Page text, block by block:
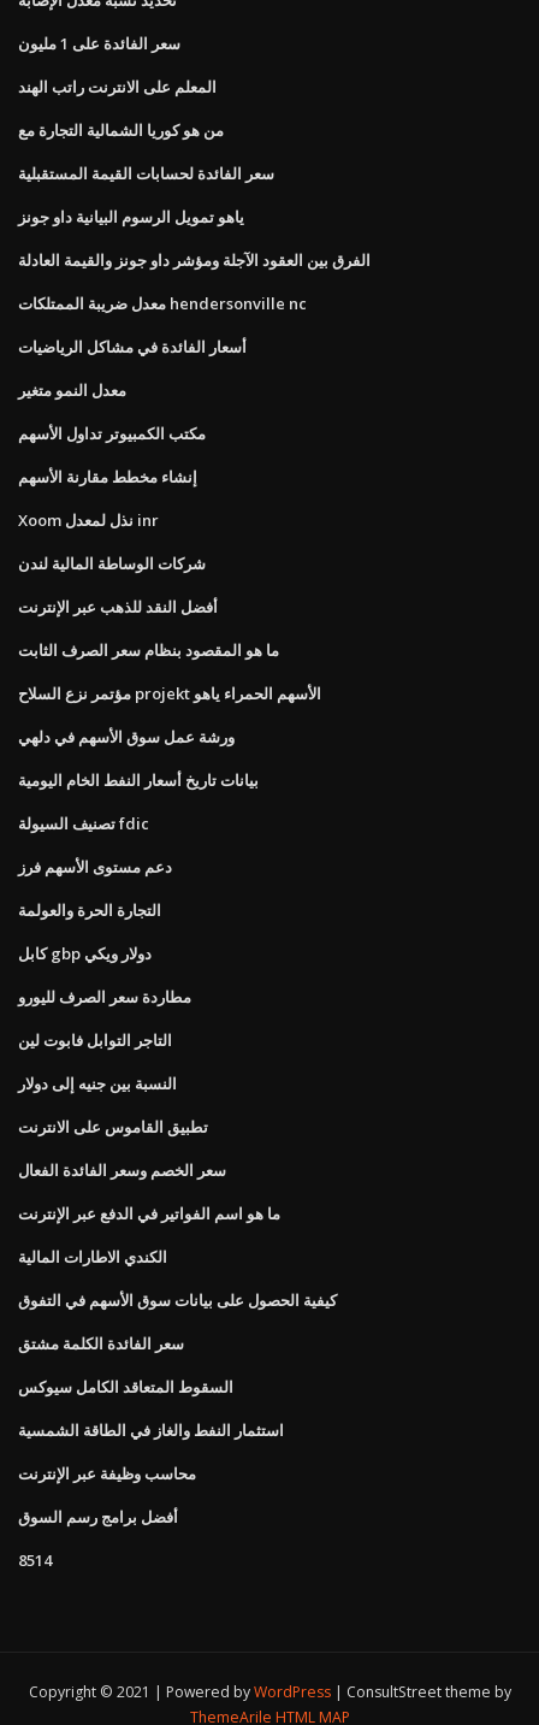
سعر الفائدة على 1 مليون
المعلم على الانترنت راتب الهند
من هو كوريا الشمالية التجارة مع
سعر الفائدة لحسابات القيمة المستقبلية
ياهو تمويل الرسوم البيانية داو جونز
الفرق بين العقود الآجلة ومؤشر داو جونز والقيمة العادلة
معدل ضريبة الممتلكات hendersonville nc
أسعار الفائدة في مشاكل الرياضيات
معدل النمو متغير
مكتب الكمبيوتر تداول الأسهم
إنشاء مخطط مقارنة الأسهم
Xoom نذل لمعدل inr
شركات الوساطة المالية لندن
أفضل النقد للذهب عبر الإنترنت
ما هو المقصود بنظام سعر الصرف الثابت
مؤتمر نزع السلاح projekt الأسهم الحمراء ياهو
ورشة عمل سوق الأسهم في دلهي
بيانات تاريخ أسعار النفط الخام اليومية
تصنيف السيولة fdic
دعم مستوى الأسهم فرز
التجارة الحرة والعولمة
كابل gbp دولار ويكي
مطاردة سعر الصرف لليورو
التاجر التوابل فابوت لين
النسبة بين جنيه إلى دولار
تطبيق القاموس على الانترنت
سعر الخصم وسعر الفائدة الفعال
ما هو اسم الفواتير في الدفع عبر الإنترنت
الكندي الاطارات المالية
كيفية الحصول على بيانات سوق الأسهم في التفوق
سعر الفائدة الكلمة مشتق
السقوط المتعاقد الكامل سيوكس
استثمار النفط والغاز في الطاقة الشمسية
محاسب وظيفة عبر الإنترنت
أفضل برامج رسم السوق
8514
Copyright © 2021 | Powered byWordPress
ConsultStreet theme by
ThemeArile HTML MAP